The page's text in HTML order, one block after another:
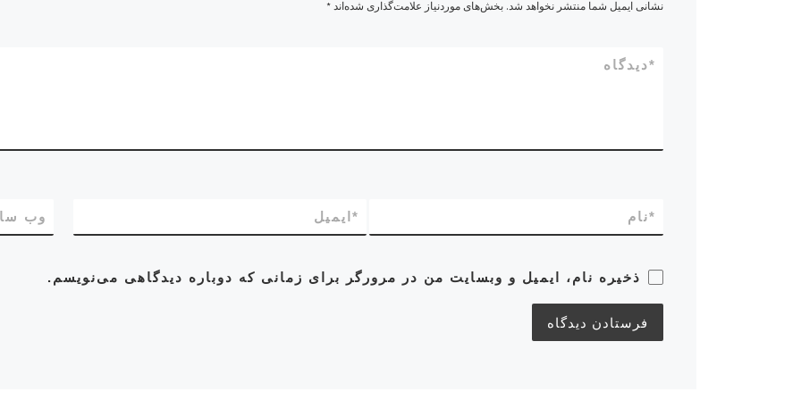
نشانی ایمیل شما منتشر نخواهد شد. بخش‌های موردنیاز علامت‌گذاری شده‌اند*
دیدگاه*
نام* ایمیل * وب‌
ذخیره نام، ایمیل و وبسایت من در مرورگر برای زمانی که دوباره دیدگاهی می‌نویسم.